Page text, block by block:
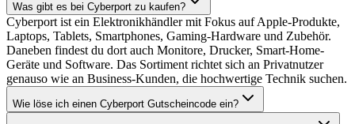
Was gibt es bei Cyberport zu kaufen?
Cyberport ist ein Elektronikhändler mit Fokus auf Apple-Produkte,
Laptops, Tablets, Smartphones, Gaming-Hardware und Zubehör.
Daneben findest du dort auch Monitore, Drucker, Smart-Home-
Geräte und Software. Das Sortiment richtet sich an Privatnutzer
genauso wie an Business-Kunden, die hochwertige Technik suchen.
Wie löse ich einen Cyberport Gutscheincode ein?